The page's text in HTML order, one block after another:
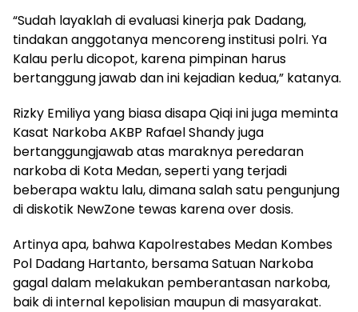
“Sudah layaklah di evaluasi kinerja pak Dadang,
tindakan anggotanya mencoreng institusi polri. Ya
Kalau perlu dicopot, karena pimpinan harus
bertanggung jawab dan ini kejadian kedua,” katanya.
Rizky Emiliya yang biasa disapa Qiqi ini juga meminta
Kasat Narkoba AKBP Rafael Shandy juga
bertanggungjawab atas maraknya peredaran
narkoba di Kota Medan, seperti yang terjadi
beberapa waktu lalu, dimana salah satu pengunjung
di diskotik NewZone tewas karena over dosis.
Artinya apa, bahwa Kapolrestabes Medan Kombes
Pol Dadang Hartanto, bersama Satuan Narkoba
gagal dalam melakukan pemberantasan narkoba,
baik di internal kepolisian maupun di masyarakat.